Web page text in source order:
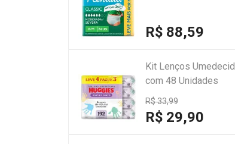
R$ 88,59
Kit Lenços
com 48 Unidades
R$ 33,99
R$ 29,90